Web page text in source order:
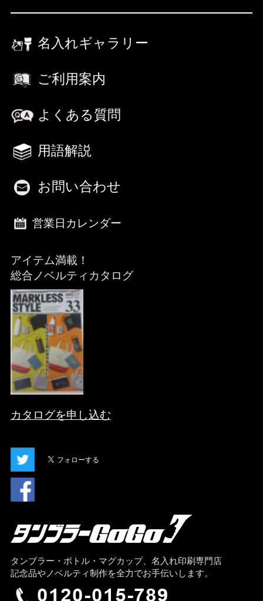
名入れギャラリー
ご利用案内
よくある質問
用語解説
お問い合わせ
営業日カレンダー
アイテム満載！
総合ノベルティカタログ
カタログを申し込む
タンブラー・ボトル・マグカップ、名入れ印刷専門店
記念品やノベルティ制作を全力でお手伝いします。